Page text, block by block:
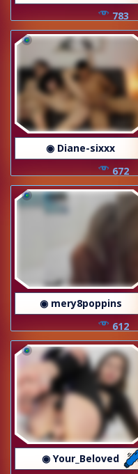
783
◉ Diane-sixxx
672
◉ mery8poppins
612
◉ Your_Beloved